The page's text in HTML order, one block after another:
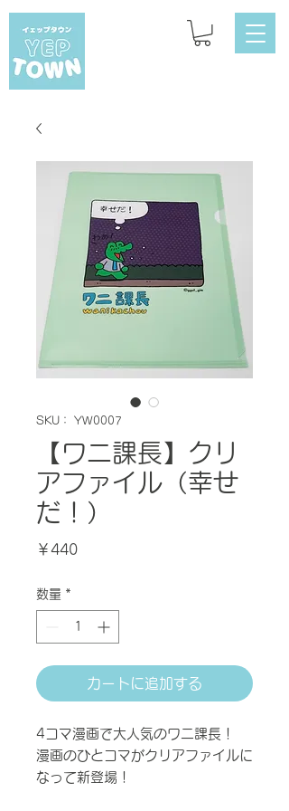
SKU： YW0007
【ワニ課長】クリ
アファイル（幸せ
だ！）
￥440価
数量 *
カートに追加する
4コマ漫画で大人気のワニ課長！
漫画のひとコマがクリアファイルに
なって新登場！